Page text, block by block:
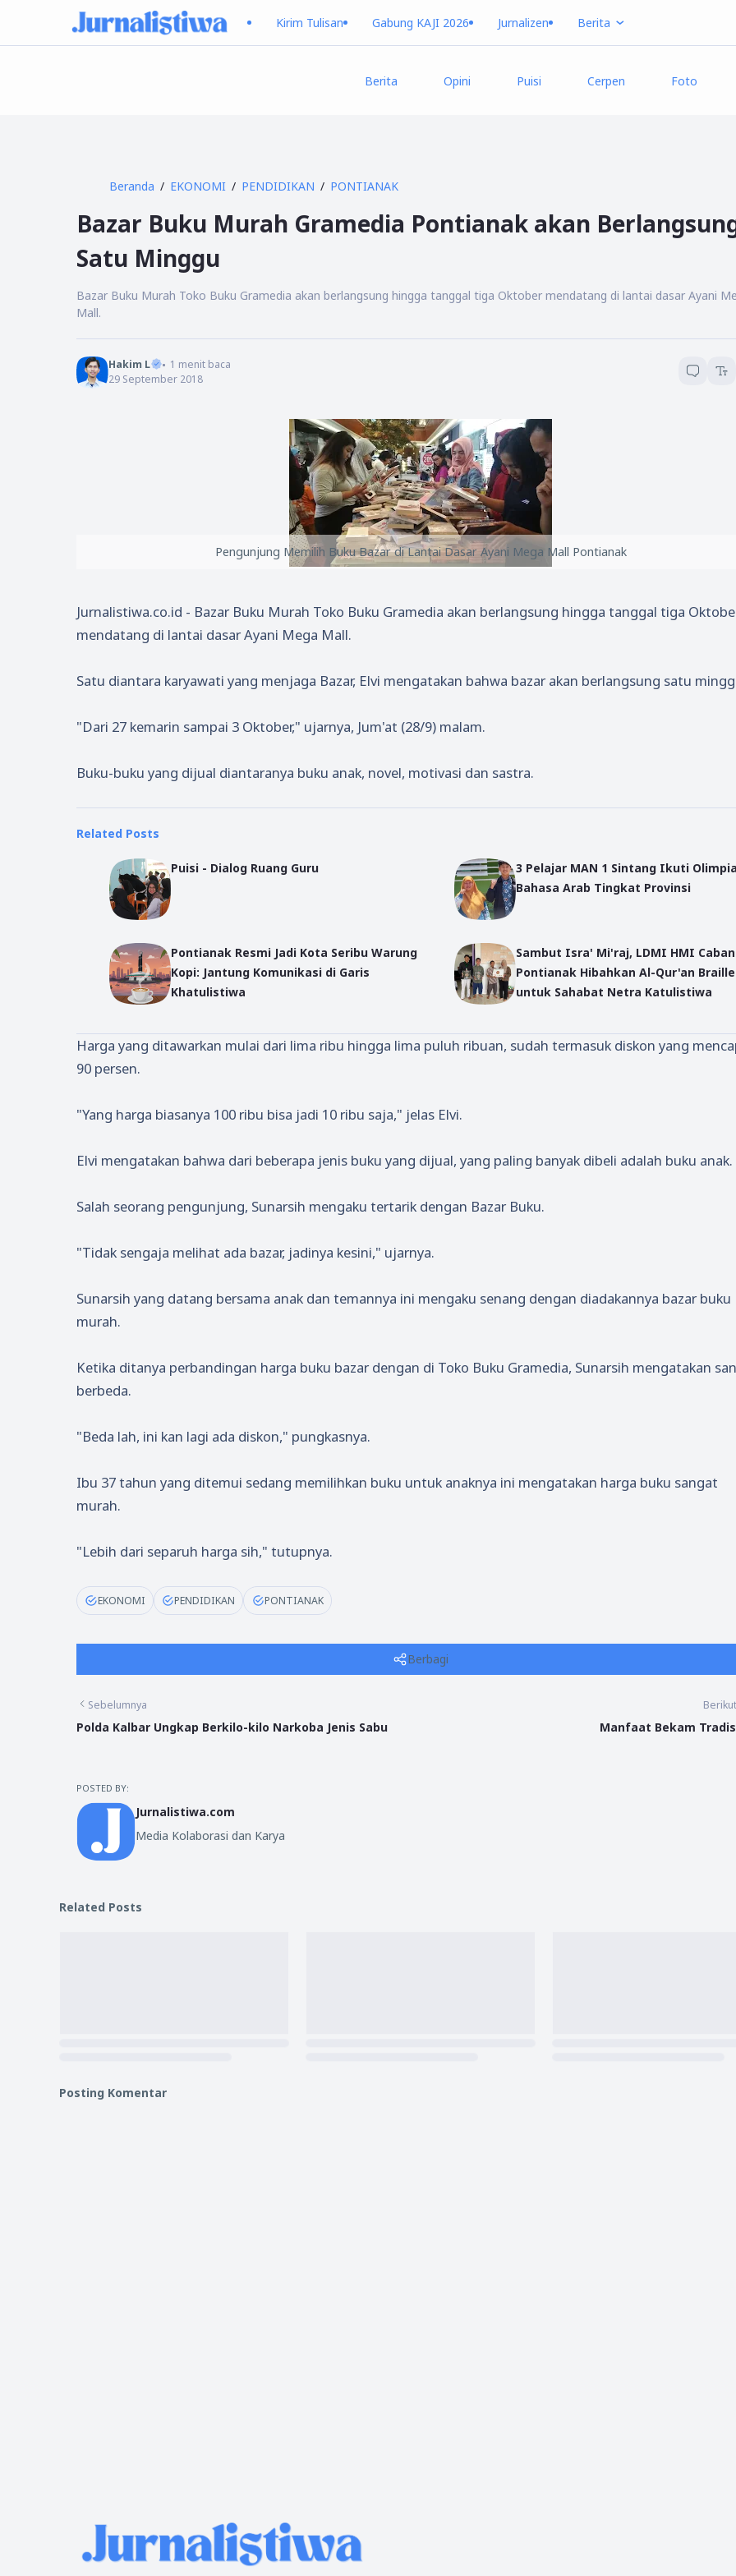
Kirim Tulisan Gabung KAJI 2026 Jurnalizen Berita
Berita Opini Puisi Cerpen Foto
Beranda EKONOMI PENDIDIKAN PONTIANAK
Bazar Buku Murah Gramedia Pontianak akan
Satu Minggu
Bazar Buku Murah Toko Buku Gramedia akan berlangsung hingga tanggal tiga Oktober mendatang di lantai dasar Ayani
Mall.
Hakim L 1 menit baca
29 September 2018
Pengunjung Memilih Buku Bazar di Lantai Dasar Ayani Mega Mall Pontianak
Jurnalistiwa.co.id - Bazar Buku Murah Toko Buku Gramedia akan berlangsung hingga tanggal tiga
mendatang di lantai dasar Ayani Mega Mall.
Satu diantara karyawati yang menjaga Bazar, Elvi mengatakan bahwa bazar akan berlangsung satu
"Dari 27 kemarin sampai 3 Oktober," ujarnya, Jum'at (28/9) malam.
Buku-buku yang dijual diantaranya buku anak, novel, motivasi dan sastra.
Related Posts
Puisi - Dialog Ruang Guru
3 Pelajar MAN 1 Sintang Ikuti
Bahasa Arab Tingkat Provinsi
Pontianak Resmi Jadi Kota Seribu Warung
Kopi: Jantung Komunikasi di Garis
Khatulistiwa
Sambut Isra' Mi'raj, LDMI HMI
Pontianak Hibahkan Al-Qur'an Braille
untuk Sahabat Netra Katulistiwa
Harga yang ditawarkan mulai dari lima ribu hingga lima puluh ribuan, sudah termasuk diskon yang
90 persen.
"Yang harga biasanya 100 ribu bisa jadi 10 ribu saja," jelas Elvi.
Elvi mengatakan bahwa dari beberapa jenis buku yang dijual, yang paling banyak dibeli adalah buku anak.
Salah seorang pengunjung, Sunarsih mengaku tertarik dengan Bazar Buku.
"Tidak sengaja melihat ada bazar, jadinya kesini," ujarnya.
Sunarsih yang datang bersama anak dan temannya ini mengaku senang dengan diadakannya bazar buku
murah.
Ketika ditanya perbandingan harga buku bazar dengan di Toko Buku Gramedia, Sunarsih mengatakan
berbeda.
"Beda lah, ini kan lagi ada diskon," pungkasnya.
Ibu 37 tahun yang ditemui sedang memilihkan buku untuk anaknya ini mengatakan harga buku sangat
murah.
"Lebih dari separuh harga sih," tutupnya.
EKONOMI PENDIDIKAN PONTIANAK
Berbagi
Sebelumnya
Polda Kalbar Ungkap Berkilo-kilo Narkoba Jenis Sabu Manfaat Bekam
POSTED BY:
Jurnalistiwa.com
Media Kolaborasi dan Karya
Related Posts
Posting Komentar